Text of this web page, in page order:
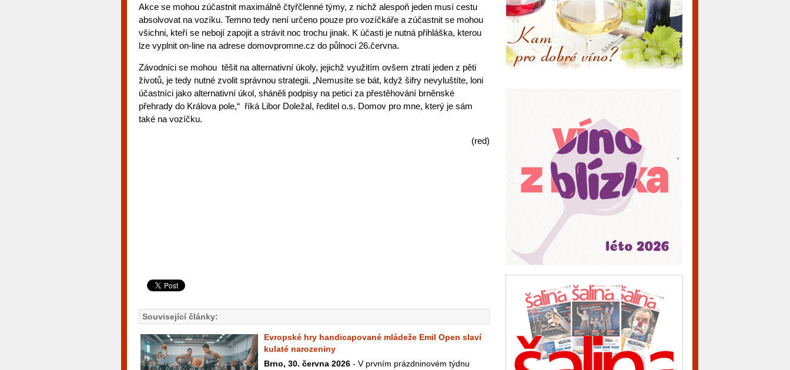
Akce se mohou zúčastnit maximálně čtyřčlenné týmy, z nichž alespoň jeden musí cestu
absolvovat na vozíku. Temno tedy není určeno pouze pro vozíčkáře a zúčastnit se mohou
všichni, kteří se nebojí zapojit a strávit noc trochu jinak. K účasti je nutná přihláška, kterou
lze vyplnit on-line na adrese domovpromne.cz do půlnoci 26.června.
Závodníci se mohou těšit na alternativní úkoly, jejichž využitím ovšem ztratí jeden z pěti
životů, je tedy nutné zvolit správnou strategii. „Nemusíte se bát, když šifry nevyluštíte, loni
účastníci jako alternativní úkol, sháněli podpisy na petici za přestěhování brněnské
přehrady do Králova pole,“ říká Libor Doležal, ředitel o.s. Domov pro mne, který je sám
také na vozíčku.
(red)
Související články:
Evropské hry handicapované mládeže Emil Open slaví
kulaté narozeniny
Brno, 30. června 2026 - V prvním prázdninovém týdnu